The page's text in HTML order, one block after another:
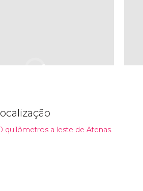
quilômetros a leste de Atenas.